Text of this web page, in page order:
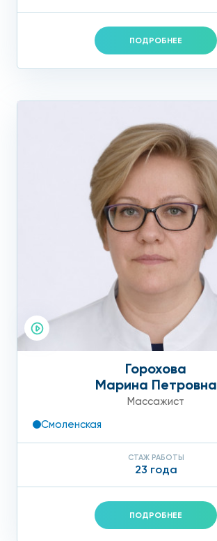
ПОДРОБНЕЕ
Горохова
Марина Петровна
Массажист
Смоленская
СТАЖ РАБОТЫ
23 года
ПОДРОБНЕЕ